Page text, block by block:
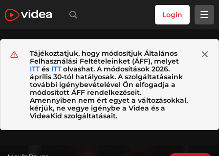
Login
Tájékoztatjuk, hogy módosítjuk Általános
Felhasználási Feltételeinket (ÁFF), melyet
ITTés ITTolvashat. A módosítások 2026.
április 30-tól hatályosak. A szolgáltatásaink
további igénybevételével Ön elfogadja a
módosított ÁFF rendelkezéseit.
Amennyiben nem ért egyet a változásokkal,
kérjük, ne vegye igénybe a Videa és a
VideaKid szolgáltatásait.